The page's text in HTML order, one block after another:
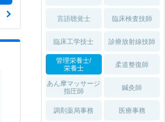
言語聴覚士 臨床検査技師
臨床工学技士 診療放射線技師
管理栄養士/
栄養士
柔道整復師
あん摩マッサージ
指圧師
鍼灸師
調剤薬局事務 医療事務